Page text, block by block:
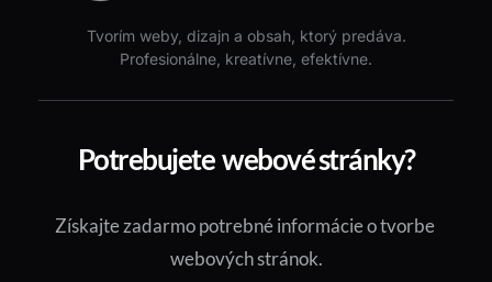
Tvorím weby, dizajn a obsah, ktorý predáva.
Profesionálne, kreatívne, efektívne.
Potrebujete  webové stránky?
Získajte zadarmo potrebné informácie o tvorbe
webových stránok.